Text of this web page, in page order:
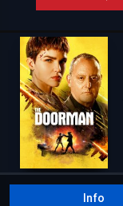
Info